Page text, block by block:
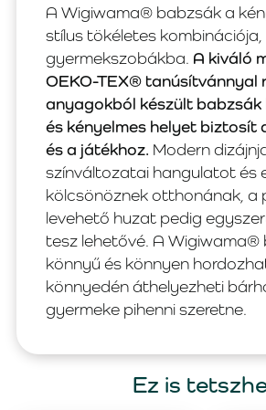
A Wigiwama® babzsák a
stílus tökéletes kombinációja,
gyermekszobákba. A kiváló
OEKO-TEX® tanúsítvánnyal
anyagokból készült
és kényelmes helyet biztosít
és a játékhoz. Modern
színváltozatai hangulatot és
kölcsönöznek otthonának, a
levehető huzat pedig
tesz lehetővé. A Wigiwama®
könnyű és könnyen
könnyedén áthelyezheti
gyermeke pihenni szeretne.
Ez is